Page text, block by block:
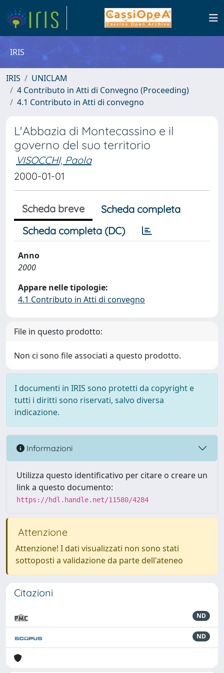
IRIS
IRIS
UNICLAM
4 Contributo in Atti di Convegno (Proceeding)
4.1 Contributo in Atti di convegno
L'Abbazia di Montecassino e il
governo del suo territorio
VISOCCHI, Paola
2000-01-01
Scheda breve
Scheda completa
Scheda completa (DC)
Anno
2000
Appare nelle tipologie:
4.1 Contributo in Atti di convegno
File in questo prodotto:
Non ci sono file associati a questo prodotto.
I documenti in IRIS sono protetti da copyright e
tutti i diritti sono riservati, salvo diversa
indicazione.
Informazioni
Utilizza questo identificativo per citare o creare un
link a questo documento:
https://hdl.handle.net/11580/4284
Attenzione
Attenzione! I dati visualizzati non sono stati
sottoposti a validazione da parte dell'ateneo
Citazioni
ND
ND